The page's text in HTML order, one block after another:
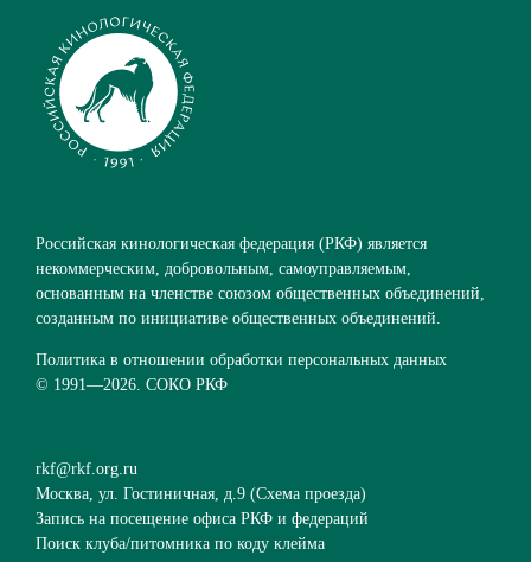
Российская кинологическая федерация (РКФ) является
некоммерческим, добровольным, самоуправляемым,
основанным на членстве союзом общественных объединений,
созданным по инициативе общественных объединений.
Политика в отношении обработки персональных данных
© 1991—2026. СОКО РКФ
rkf@rkf.org.ru
Москва, ул. Гостиничная, д.9 (Схема проезда)
Запись на посещение офиса РКФ и федераций
Поиск клуба/питомника по коду клейма